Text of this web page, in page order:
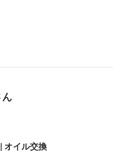
オイル交換